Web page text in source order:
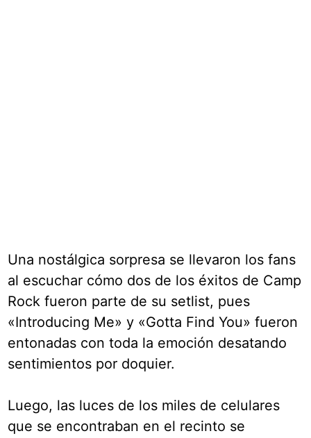
Una nostálgica sorpresa se llevaron los fans
al escuchar cómo dos de los éxitos de Camp
Rock fueron parte de su setlist, pues
«Introducing Me» y «Gotta Find You» fueron
entonadas con toda la emoción desatando
sentimientos por doquier.
Luego, las luces de los miles de celulares
que se encontraban en el recinto se